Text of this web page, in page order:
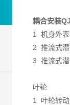
耦合安装
1 机身外
2 推流式
3 推流式潜
叶轮
1 叶轮转